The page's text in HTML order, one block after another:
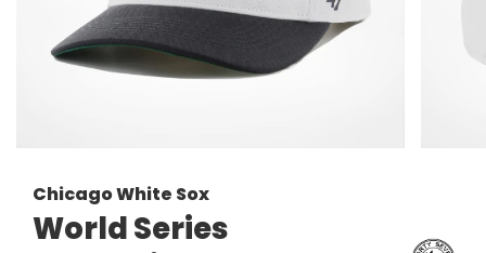
Chicago White Sox
World Series